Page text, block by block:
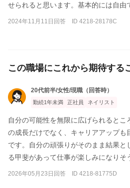
せられると思います。基本的には自由
2024年11月11日回答 ID 4218-28178C
この職場にこれから期待する
20代前半/女性/現職（回答時）
勤続1年未満 正社員 ネイリスト
自分の可能性を無限に広げられると
の成長だけでなく、キャリアアップも
です。自分の頑張りがそのまま結果と
る甲斐があって仕事が楽しみになりそ
2026年05月23日回答 ID 4218-81775D